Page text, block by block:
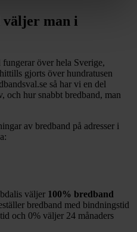
man i
över hela Sverige,
gjorts över hundratusen
så har vi en del
och hur snabbt bredband, man
av bredband på adresser i
väljer 100% bredband
bredband med bindningstid
och 0% väljer 24 månaders